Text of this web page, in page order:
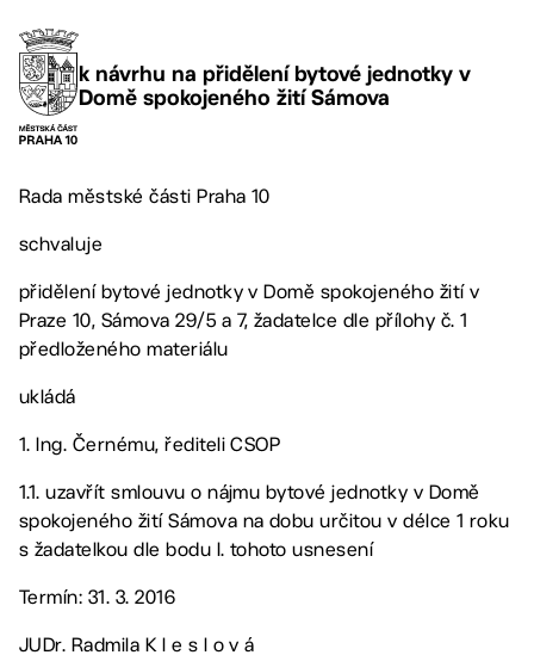
k návrhu na přidělení bytové jednotky v
Domě spokojeného žití Sámova
Rada městské části Praha 10
schvaluje
přidělení bytové jednotky v Domě spokojeného žití v
Praze 10, Sámova 29/5 a 7, žadatelce dle přílohy č. 1
předloženého materiálu
ukládá
1. Ing. Černému, řediteli CSOP
1.1. uzavřít smlouvu o nájmu bytové jednotky v Domě
spokojeného žití Sámova na dobu určitou v délce 1 roku
s žadatelkou dle bodu I. tohoto usnesení
Termín: 31. 3. 2016
JUDr. Radmila K l e s l o v á